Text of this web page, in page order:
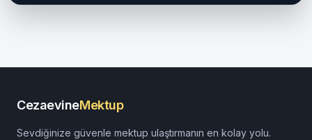
CezaevineMektup
Sevdiğinize güvenle mektup ulaştırmanın en kolay yolu.